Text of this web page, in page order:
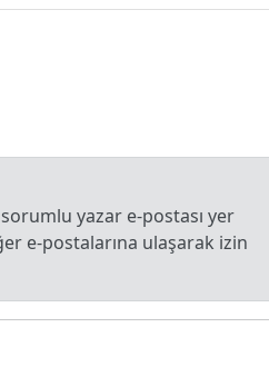
yazar e-postası yer
e-postalarına ulaşarak izin